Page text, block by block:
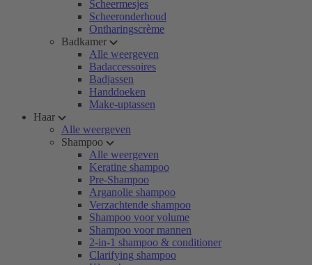
Scheermesjes
Scheeronderhoud
Ontharingscrème
Badkamer
Alle weergeven
Badaccessoires
Badjassen
Handdoeken
Make-uptassen
Haar
Alle weergeven
Shampoo
Alle weergeven
Keratine shampoo
Pre-Shampoo
Arganolie shampoo
Verzachtende shampoo
Shampoo voor volume
Shampoo voor mannen
2-in-1 shampoo & conditioner
Clarifying shampoo